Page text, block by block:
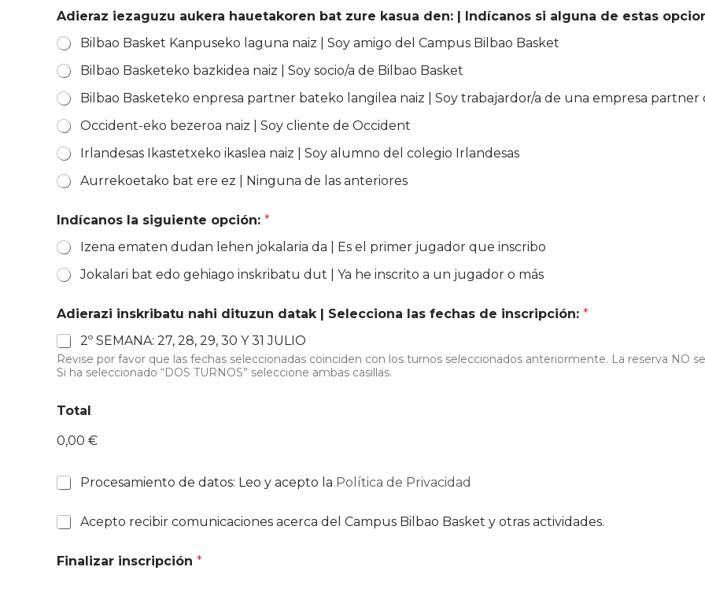
e
Adieraz iezaguzu aukera hauetakoren bat zure kasua den: | Indícanos si alguna de estas
Bilbao Basket Kanpuseko laguna naiz | Soy amigo del Campus Bilbao Basket
Bilbao Basketeko bazkidea naiz | Soy socio/a de Bilbao Basket
Bilbao Basketeko enpresa partner bateko langilea naiz | Soy trabajardor/a de una empresa partner
Occident-eko bezeroa naiz | Soy cliente de Occident
Irlandesas Ikastetxeko ikaslea naiz | Soy alumno del colegio Irlandesas
Aurrekoetako bat ere ez | Ninguna de las anteriores
Indícanos la siguiente opción: *
Izena ematen dudan lehen jokalaria da | Es el primer jugador que inscribo
Jokalari bat edo gehiago inskribatu dut | Ya he inscrito a un jugador o más
Adierazi inskribatu nahi dituzun datak | Selecciona las fechas de inscripción: *
2º SEMANA: 27, 28, 29, 30 Y 31 JULIO
Revise por favor que las fechas seleccionadas coinciden con los turnos seleccionados anteriormente. La reserva NO
Si ha seleccionado “DOS TURNOS” seleccione ambas casillas.
Total
0,00 €
C
s
i
l
Procesamiento de datos: Leo y acepto la Política de Privacidad
C
i
Acepto recibir comunicaciones acerca del Campus Bilbao Basket y otras actividades.
Finalizar inscripción *